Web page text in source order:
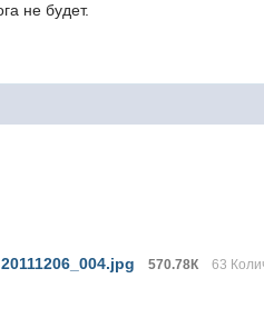
не будет.
20111206_004.jpg 570.78К 63